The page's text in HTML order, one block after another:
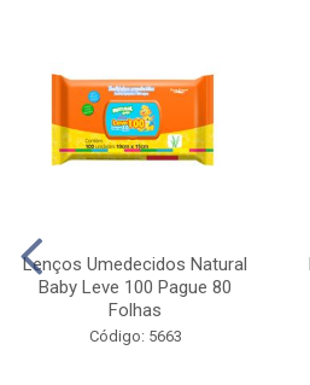
Lenços Umedecidos Natural
Baby Leve 100 Pague 80
Folhas
Código: 5663